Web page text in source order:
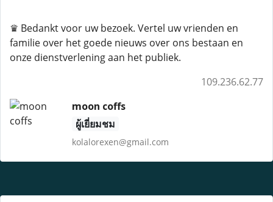
♛ Bedankt voor uw bezoek. Vertel uw vrienden en
familie over het goede nieuws over ons bestaan ​​en
onze dienstverlening aan het publiek.
109.236.62.77
moon coffs
ผู้เยี่ยมชม
kolalorexen@gmail.com